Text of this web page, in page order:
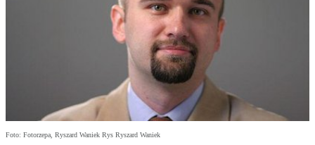
Foto: Fotorzepa, Ryszard Waniek Rys Ryszard Waniek